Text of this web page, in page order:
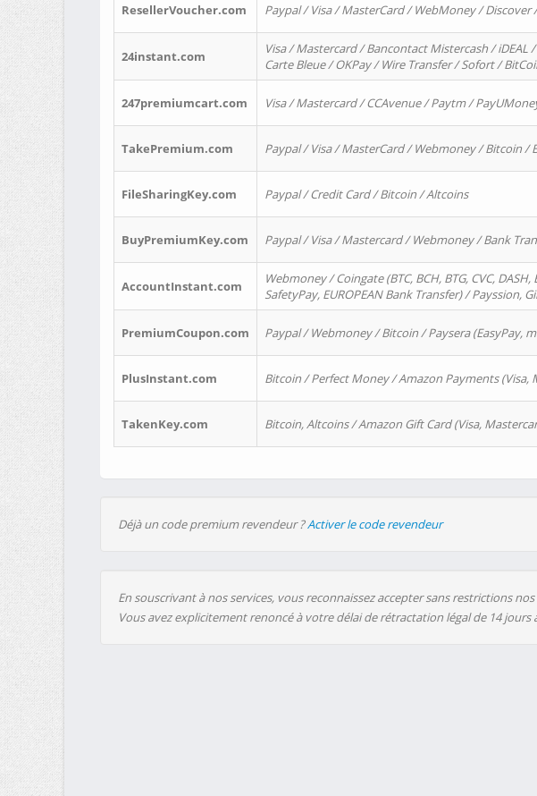
ResellerVoucher.com Paypal / Visa / MasterCard / WebMoney / Discover
24instant.com
Visa / Mastercard / Bancontact Mistercash / iDEAL
Carte Bleue / OKPay / Wire Transfer / Sofort /
247premiumcart.com Visa / Mastercard / CCAvenue / Paytm /
TakePremium.com Paypal / Visa / MasterCard / Webmoney / Bitcoin /
FileSharingKey.com Paypal / Credit Card / Bitcoin / Altcoins
BuyPremiumKey.com Paypal / Visa / Mastercard / Webmoney / Bank
AccountInstant.com
Webmoney / Coingate (BTC, BCH, BTG, CVC,
SafetyPay, EUROPEAN Bank Transfer) / Payssion,
PremiumCoupon.com Paypal / Webmoney / Bitcoin / Paysera (EasyPay,
PlusInstant.com Bitcoin / Perfect Money / Amazon Payments (Visa,
TakenKey.com Bitcoin, Altcoins / Amazon Gift Card (Visa,
Déjà un code premium revendeur ?Activer le code revendeur
En souscrivant à nos services, vous reconnaissez accepter sans restrictions
Vous avez explicitement renoncé à votre délai de rétractation légal de 14